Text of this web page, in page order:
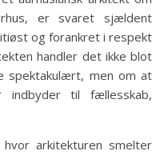
er svaret sjældent
og forankret i respekt
handler det ikke blot
spektakulært, men om at
til fællesskab,
arkitekturen smelter